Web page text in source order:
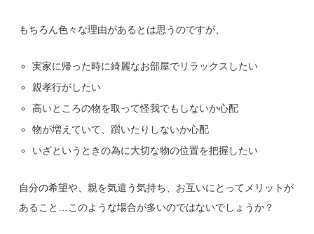
もちろん色々な理由があるとは思うのですが、
実家に帰った時に綺麗なお部屋でリラックスしたい
親孝行がしたい
高いところの物を取って怪我でもしないか心配
物が増えていて、躓いたりしないか心配
いざというときの為に大切な物の位置を把握したい
自分の希望や、親を気遣う気持ち、お互いにとってメリットが
あること…このような場合が多いのではないでしょうか？